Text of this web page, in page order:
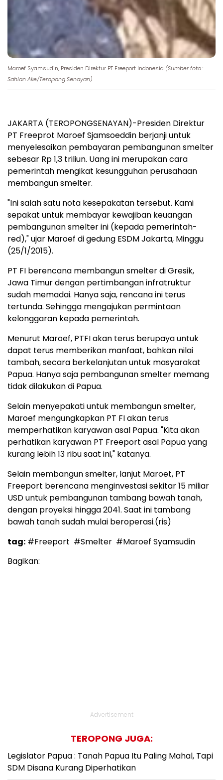
Maroef Syamsudin, Presiden Direktur PT Freeport Indonesia (Sumber foto :
Sahlan Ake/Teropong Senayan)
JAKARTA (TEROPONGSENAYAN)-Presiden Direktur
PT Freeprot Maroef Sjamsoeddin berjanji untuk
menyelesaikan pembayaran pembangunan smelter
sebesar Rp 1,3 triliun. Uang ini merupakan cara
pemerintah mengikat kesungguhan perusahaan
membangun smelter.
"Ini salah satu nota kesepakatan tersebut. Kami
sepakat untuk membayar kewajiban keuangan
pembangunan smelter ini (kepada pemerintah-
red)," ujar Maroef di gedung ESDM Jakarta, Minggu
(25/1/2015).
PT FI berencana membangun smelter di Gresik,
Jawa Timur dengan pertimbangan infratruktur
sudah memadai. Hanya saja, rencana ini terus
tertunda. Sehingga mengajukan permintaan
kelonggaran kepada pemerintah.
Menurut Maroef, PTFI akan terus berupaya untuk
dapat terus memberikan manfaat, bahkan nilai
tambah, secara berkelanjutan untuk masyarakat
Papua. Hanya saja pembangunan smelter memang
tidak dilakukan di Papua.
Selain menyepakati untuk membangun smelter,
Maroef mengungkapkan PT FI akan terus
memperhatikan karyawan asal Papua. "Kita akan
perhatikan karyawan PT Freeport asal Papua yang
kurang lebih 13 ribu saat ini," katanya.
Selain membangun smelter, lanjut Maroet, PT
Freeport berencana menginvestasi sekitar 15 miliar
USD untuk pembangunan tambang bawah tanah,
dengan proyeksi hingga 2041. Saat ini tambang
bawah tanah sudah mulai beroperasi.(ris)
tag: #Freeport #Smelter #Maroef Syamsudin
Bagikan:
Advertisement
TEROPONG JUGA:
Legislator Papua : Tanah Papua Itu Paling Mahal, Tapi
SDM Disana Kurang Diperhatikan